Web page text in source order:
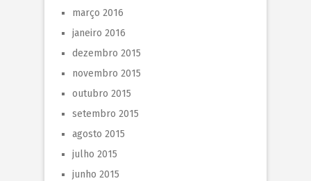
março 2016
janeiro 2016
dezembro 2015
novembro 2015
outubro 2015
setembro 2015
agosto 2015
julho 2015
junho 2015